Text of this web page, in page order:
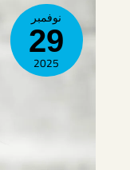
نوفمبر
29
2025